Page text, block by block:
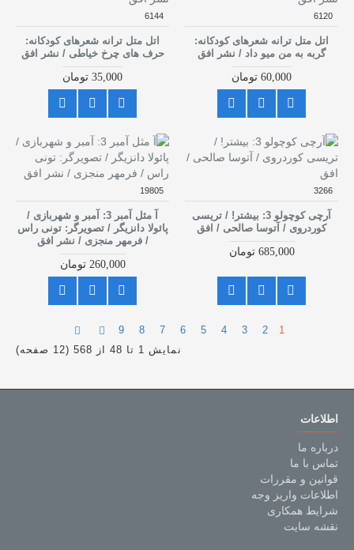
6120
اتل متل ترانه شعرهای کودکانه:
گربه به من میو داد / نشر افق
60,000 تومان
6144
اتل متل ترانه شعرهای کودکانه:
حرف های چرخ خیاطی / نشر افق
35,000 تومان
3266
آرچی کوچولو 3: بیشتر! / تریسی
کوردروی / آتوسا صالحی / افق
685,000 تومان
19805
آ مثل آمبر 3: آمبر و شهربازی /
پائولا دانزیگر / تصویرگر: تونی راس
/ فرمهر منجزی / نشر افق
260,000 تومان
1
2
3
4
5
6
7
8
9
نمایش 1 تا 48 از 568 (12 صفحه)
اطلاعات
درباره ما
تماس با ما
قوانین و مقررات
اطلاعات واریز وجه
شرایط همکاری
نقشه سایت